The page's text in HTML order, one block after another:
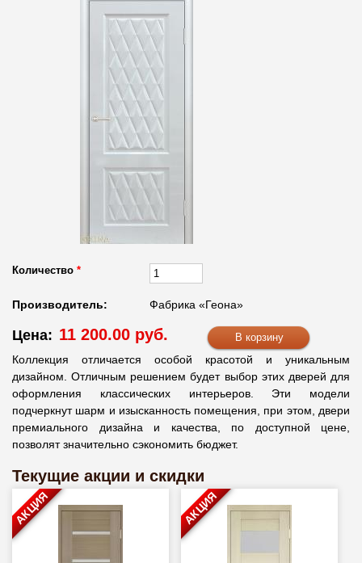
Количество *
Производитель: Фабрика «Геона»
Цена: 11 200.00 руб.
Коллекция отличается особой красотой и уникальным
дизайном. Отличным решением будет выбор этих дверей для
оформления классических интерьеров. Эти модели
подчеркнут шарм и изысканность помещения, при этом, двери
премиального дизайна и качества, по доступной цене,
позволят значительно сэкономить бюджет.
Текущие акции и скидки
АКЦИЯ АКЦИЯ